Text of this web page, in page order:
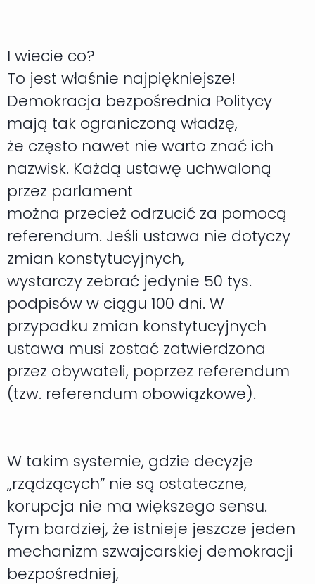
I wiecie co?
To jest właśnie najpiękniejsze!
Demokracja bezpośrednia Politycy
mają tak ograniczoną władzę,
że często nawet nie warto znać ich
nazwisk. Każdą ustawę uchwaloną
przez parlament
można przecież odrzucić za pomocą
referendum. Jeśli ustawa nie dotyczy
zmian konstytucyjnych,
wystarczy zebrać jedynie 50 tys.
podpisów w ciągu 100 dni. W
przypadku zmian konstytucyjnych
ustawa musi zostać zatwierdzona
przez obywateli, poprzez referendum
(tzw. referendum obowiązkowe).
W takim systemie, gdzie decyzje
„rządzących” nie są ostateczne,
korupcja nie ma większego sensu.
Tym bardziej, że istnieje jeszcze jeden
mechanizm szwajcarskiej demokracji
bezpośredniej,